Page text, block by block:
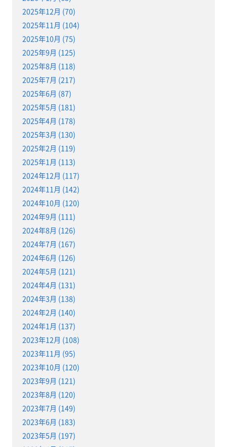
2025年12月 (70)
2025年11月 (104)
2025年10月 (75)
2025年9月 (125)
2025年8月 (118)
2025年7月 (217)
2025年6月 (87)
2025年5月 (181)
2025年4月 (178)
2025年3月 (130)
2025年2月 (119)
2025年1月 (113)
2024年12月 (117)
2024年11月 (142)
2024年10月 (120)
2024年9月 (111)
2024年8月 (126)
2024年7月 (167)
2024年6月 (126)
2024年5月 (121)
2024年4月 (131)
2024年3月 (138)
2024年2月 (140)
2024年1月 (137)
2023年12月 (108)
2023年11月 (95)
2023年10月 (120)
2023年9月 (121)
2023年8月 (120)
2023年7月 (149)
2023年6月 (183)
2023年5月 (197)